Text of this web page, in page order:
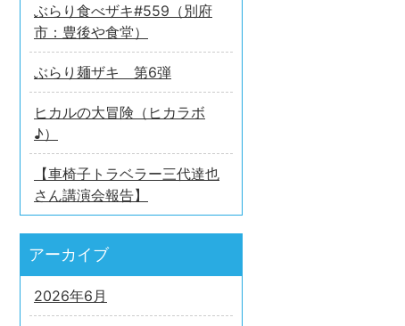
ぶらり食べザキ#559（別府
市：豊後や食堂）
ぶらり麺ザキ 第6弾
ヒカルの大冒険（ヒカラボ
♪）
【車椅子トラベラー三代達也
さん講演会報告】
アーカイブ
2026年6月